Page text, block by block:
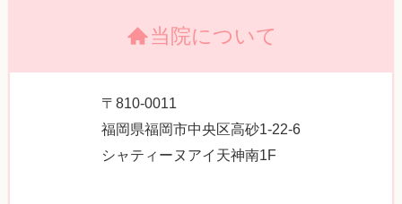
当院について
〒810-0011
福岡県福岡市中央区高砂1-22-6
シャティーヌアイ天神南1F